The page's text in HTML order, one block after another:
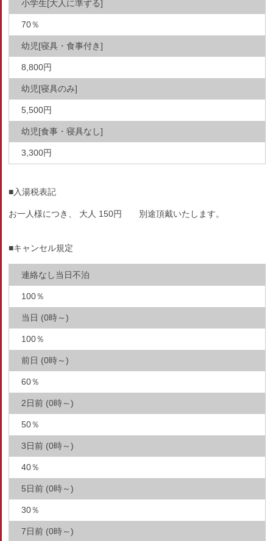
小学生[大人に準ずる]
70％
幼児[寝具・食事付き]
8,800円
幼児[寝具のみ]
5,500円
幼児[食事・寝具なし]
3,300円
■入湯税表記
お一人様につき、 大人 150円 別途頂戴いたします。
■キャンセル規定
連絡なし当日不泊
100％
当日 (0時～)
100％
前日 (0時～)
60％
2日前 (0時～)
50％
3日前 (0時～)
40％
5日前 (0時～)
30％
7日前 (0時～)